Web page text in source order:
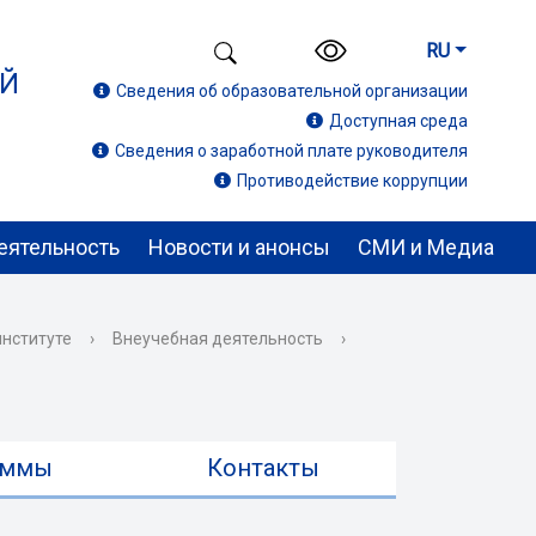
RU
Сведения об образовательной организации
Доступная среда
Сведения о заработной плате руководителя
Противодействие коррупции
Новости и анонсы СМИ и Медиа
› Внеучебная деятельность ›
Контакты